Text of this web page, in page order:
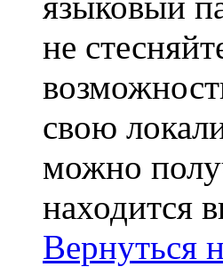
не
свою
можно
находится
Вернуться